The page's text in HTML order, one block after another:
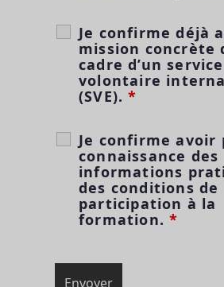
Je confirme déjà
mission concrète
cadre d’un service
volontaire
(SVE).*
Je confirme avoir
connaissance des
informations
des conditions de
participation à la
formation.*